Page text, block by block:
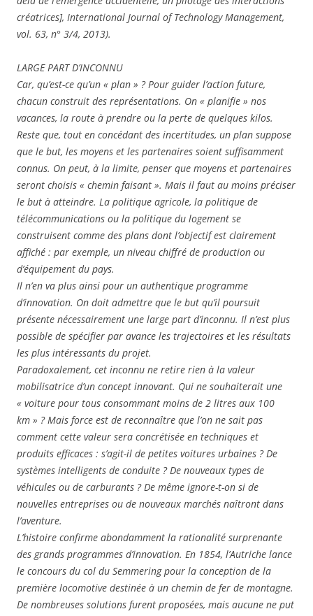
créatrices], International Journal of Technology Management,
vol. 63, n° 3/4, 2013).
LARGE PART D’INCONNU
Car, qu’est-ce qu’un « plan » ? Pour guider l’action future,
chacun construit des représentations. On « planifie » nos
vacances, la route à prendre ou la perte de quelques kilos.
Reste que, tout en concédant des incertitudes, un plan suppose
que le but, les moyens et les partenaires soient suffisamment
connus. On peut, à la limite, penser que moyens et partenaires
seront choisis « chemin faisant ». Mais il faut au moins préciser
le but à atteindre. La politique agricole, la politique de
télécommunications ou la politique du logement se
construisent comme des plans dont l’objectif est clairement
affiché : par exemple, un niveau chiffré de production ou
d’équipement du pays.
Il n’en va plus ainsi pour un authentique programme
d’innovation. On doit admettre que le but qu’il poursuit
présente nécessairement une large part d’inconnu. Il n’est plus
possible de spécifier par avance les trajectoires et les résultats
les plus intéressants du projet.
Paradoxalement, cet inconnu ne retire rien à la valeur
mobilisatrice d’un concept innovant. Qui ne souhaiterait une
« voiture pour tous consommant moins de 2 litres aux 100
km » ? Mais force est de reconnaître que l’on ne sait pas
comment cette valeur sera concrétisée en techniques et
produits efficaces : s’agit-il de petites voitures urbaines ? De
systèmes intelligents de conduite ? De nouveaux types de
véhicules ou de carburants ? De même ignore-t-on si de
nouvelles entreprises ou de nouveaux marchés naîtront dans
l’aventure.
L’histoire confirme abondamment la rationalité surprenante
des grands programmes d’innovation. En 1854, l’Autriche lance
le concours du col du Semmering pour la conception de la
première locomotive destinée à un chemin de fer de montagne.
De nombreuses solutions furent proposées, mais aucune ne put